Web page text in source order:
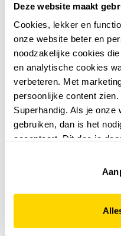
Deze website maakt
Cookies, lekker en
onze website beter en
noodzakelijke cookies
en analytische cookies
verbeteren. Met
persoonlijke content
Superhandig. Als je onze
gebruiken, dan is het
accepteert. Dit doe je
website niet optimaal